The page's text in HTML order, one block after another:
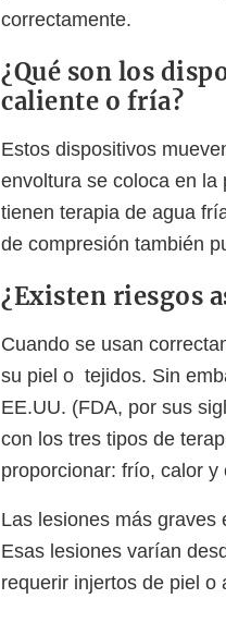
correctamente.
¿Qué son los
caliente o fría?
Estos dispositivos
envoltura se coloca en la
tienen terapia de agua
de compresión también
¿Existen riesgos
Cuando se usan
su piel o tejidos. Sin
EE.UU. (FDA, por sus
con los tres tipos de
proporcionar: frío, calor y
Las lesiones más graves
Esas lesiones varían
requerir injertos de piel o